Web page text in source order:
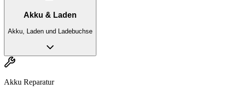
Akku & Laden
Akku, Laden und Ladebuchse
Akku Reparatur